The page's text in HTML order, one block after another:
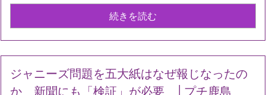
続きを読む
ジャニーズ問題を五大紙はなぜ報じなったの
か 新聞にも「検証」が必要 │プチ鹿島